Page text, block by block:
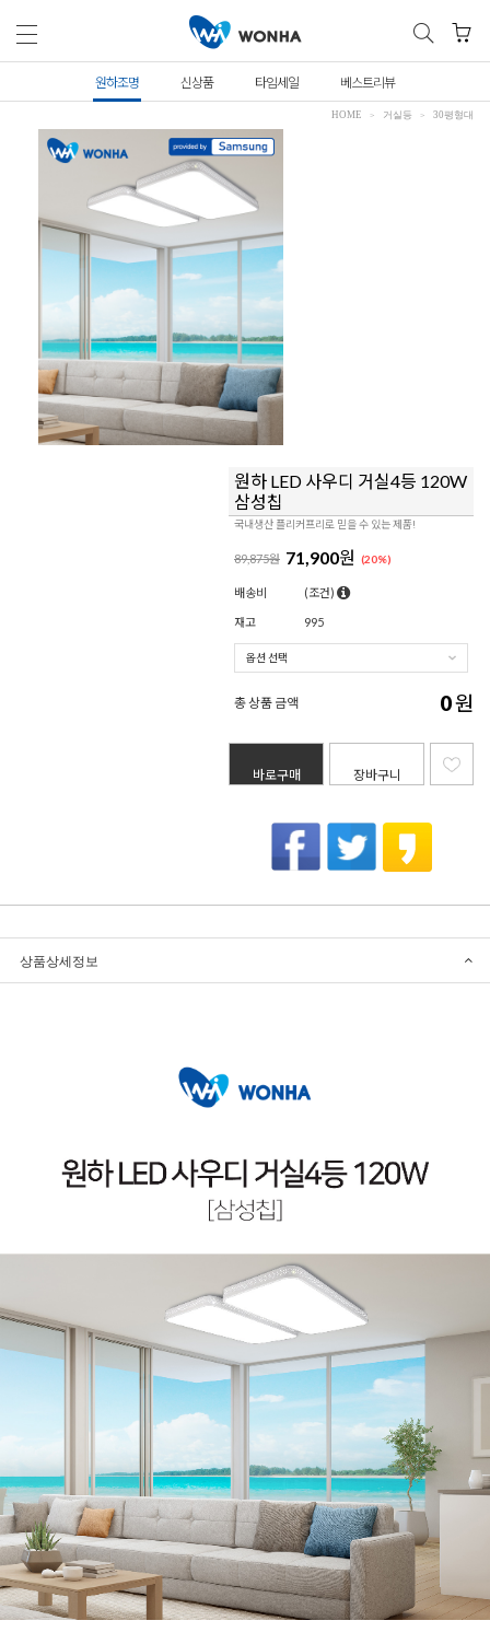
원하조명 신상품 타임세일 베스트리뷰
HOME 거실등 30평형대
원하 LED 사우디 거실4등 120W
삼성칩
국내생산 플리커프리로 믿을 수 있는 제품!
89,875원 71,900원 (20%)
배송비 (조건)
재고 995
총 상품 금액 0원
바로구매 장바구니
상품상세정보